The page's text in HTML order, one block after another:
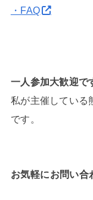
・FAQ
一人参加大歓迎で
私が主催している
です。
お気軽にお問い合